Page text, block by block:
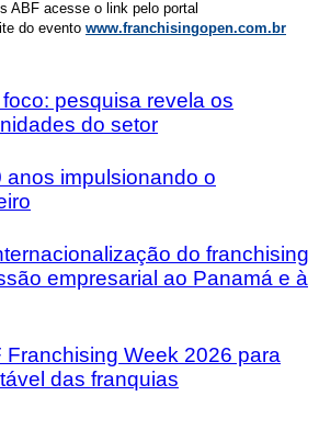
ABF acesse o link pelo portal
do evento www.franchisingopen.com.br
pesquisa revela os
do setor
anos impulsionando o
do franchising
empresarial ao Panamá e à
Franchising Week 2026 para
das franquias